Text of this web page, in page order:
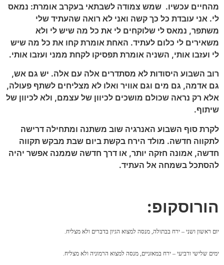
מהחיים עכשיו. שמש צמודה לשבתאי בעקרב אומרת: נמאס
לי. אני עובדת כל כך קשה ואני לא רואה שהעתיד שלי
משתפר, נמאס לי שלוקחים לי את כל מה שיש לי ולא
משאירים לי כלום לעתיד. האחת אומרת קחו את כל מה שיש
לי ועזבו אותי, השניה אומרת תפסיקו לקחת ממני ועזבו אותי.
רוב השבוע היסודות לא מסתדרים אלה עם אלה. יש גם אש,
גם אדמה, גם מים וגם אוויר ואלו לא מצליחים לשתף פעולה,
אלא רק נראה שכולם מושכים לכיוון של עצמם, ולא לכיוון של
שיתוף.
לקרת סוף השבוע האנרגיה שוב משתנה ומתחילה דרישה
לתקווה חדשה. מולד הירח בקשת ביום שבת מבקש תקווה
חדשה, אמונה חזקה יותר, או דרך חדשה שממנה אפשר יהיה
להסתכל בשמחה אל העתיד.
הורוסקופ:
יום ראשון ושני – ירח בבתולה, מנסה למצוא הגיון בדברים ולא מצליח.
ימים שלישי ורביעי – ירח במאזניים, מנסה למצוא הרמוניה ולא מצליח.